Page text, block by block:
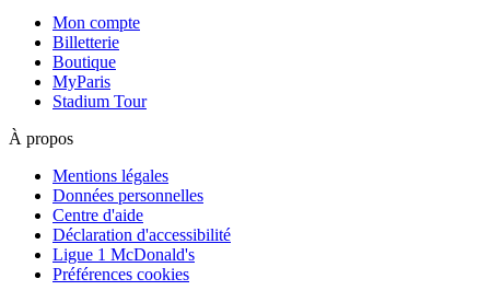
Mon compte
Billetterie
Boutique
MyParis
Stadium Tour
À propos
Mentions légales
Données personnelles
Centre d'aide
Déclaration d'accessibilité
Ligue 1 McDonald's
Préférences cookies